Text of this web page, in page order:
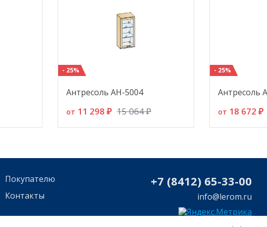
- 25%
Антресоль АН-5004
от 11 298 ₽ 15 064 ₽
- 25%
Антресоль
от 18 672 ₽
Покупателю
Контакты
+7 (8412) 65-33-00
info@lerom.ru